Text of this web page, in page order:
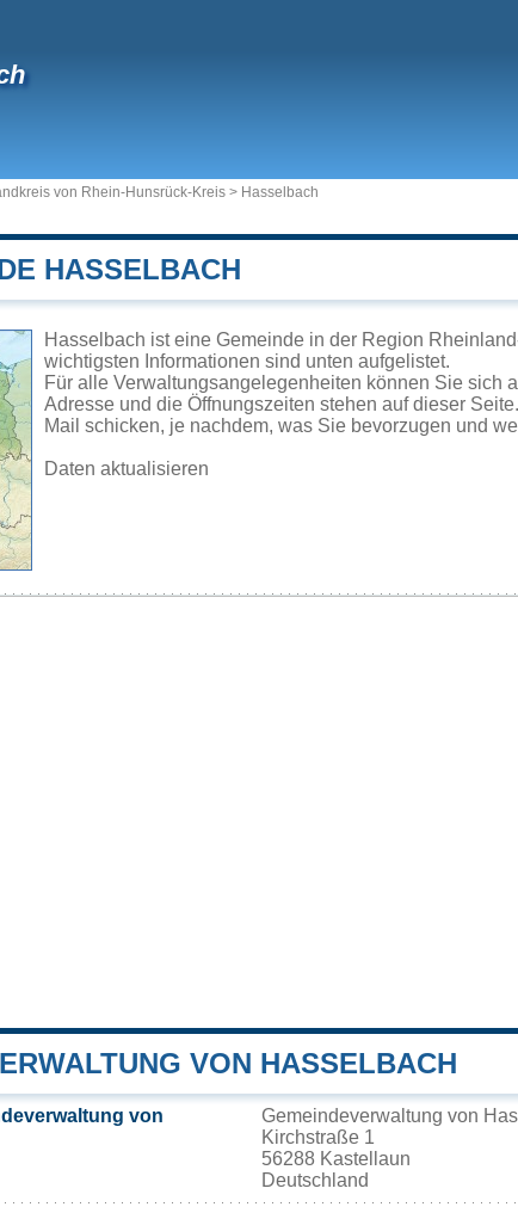
von Rhein-Hunsrück-Kreis > Hasselbach
HASSELBACH
Hasselbach ist eine Gemeinde in der Region
wichtigsten Informationen sind unten aufgelistet.
Für alle Verwaltungsangelegenheiten können Sie sich
Adresse und die Öffnungszeiten stehen auf dieser
Mail schicken, je nachdem, was Sie bevorzugen und
Daten aktualisieren
VON HASSELBACH
von
Gemeindeverwaltung von
Kirchstraße 1
56288 Kastellaun
Deutschland